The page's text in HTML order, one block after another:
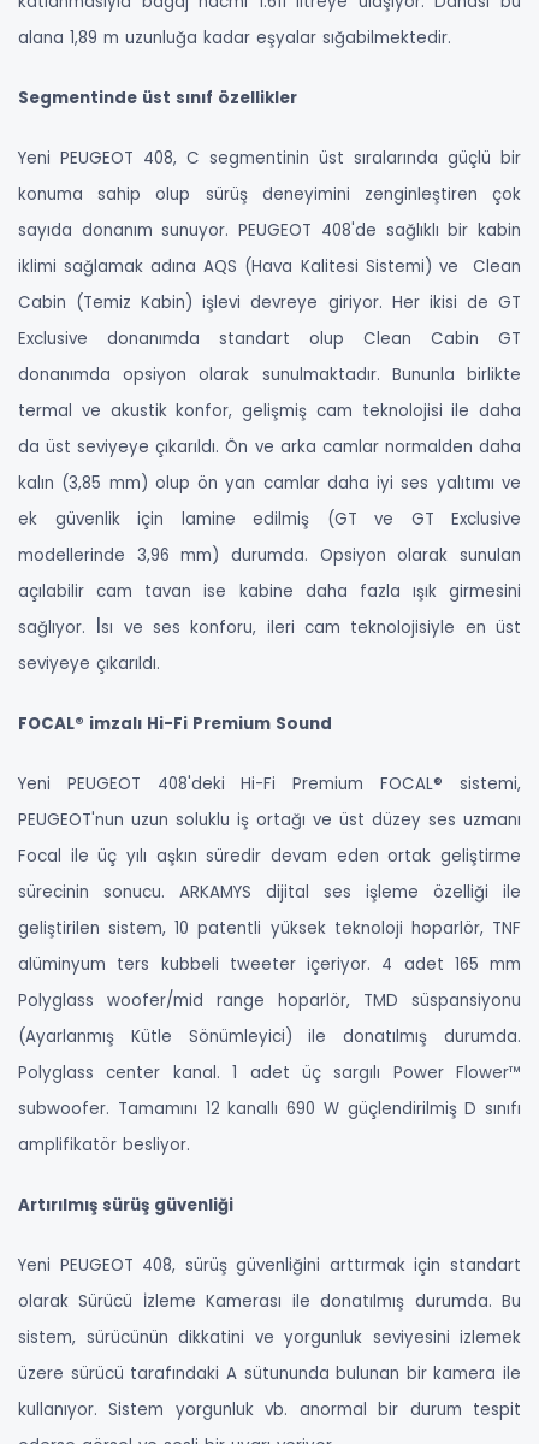
alana 1,89 m uzunluğa kadar eşyalar sığabilmektedir.
Segmentinde üst sınıf özellikler
Yeni PEUGEOT 408, C segmentinin üst sıralarında güçlü bir
konuma sahip olup sürüş deneyimini zenginleştiren çok
sayıda donanım sunuyor. PEUGEOT 408'de sağlıklı bir kabin
iklimi sağlamak adına AQS (Hava Kalitesi Sistemi) ve Clean
Cabin (Temiz Kabin) işlevi devreye giriyor. Her ikisi de GT
Exclusive donanımda standart olup Clean Cabin GT
donanımda opsiyon olarak sunulmaktadır. Bununla birlikte
termal ve akustik konfor, gelişmiş cam teknolojisi ile daha
da üst seviyeye çıkarıldı. Ön ve arka camlar normalden daha
kalın (3,85 mm) olup ön yan camlar daha iyi ses yalıtımı ve
ek güvenlik için lamine edilmiş (GT ve GT Exclusive
modellerinde 3,96 mm) durumda. Opsiyon olarak sunulan
açılabilir cam tavan ise kabine daha fazla ışık girmesini
sağlıyor. Isı ve ses konforu, ileri cam teknolojisiyle en üst
seviyeye çıkarıldı.
FOCAL® imzalı Hi-Fi Premium Sound
Yeni PEUGEOT 408'deki Hi-Fi Premium FOCAL® sistemi,
PEUGEOT'nun uzun soluklu iş ortağı ve üst düzey ses uzmanı
Focal ile üç yılı aşkın süredir devam eden ortak geliştirme
sürecinin sonucu. ARKAMYS dijital ses işleme özelliği ile
geliştirilen sistem, 10 patentli yüksek teknoloji hoparlör, TNF
alüminyum ters kubbeli tweeter içeriyor. 4 adet 165 mm
Polyglass woofer/mid range hoparlör, TMD süspansiyonu
(Ayarlanmış Kütle Sönümleyici) ile donatılmış durumda.
Polyglass center kanal. 1 adet üç sargılı Power Flower™
subwoofer. Tamamını 12 kanallı 690 W güçlendirilmiş D sınıfı
amplifikatör besliyor.
Artırılmış sürüş güvenliği
Yeni PEUGEOT 408, sürüş güvenliğini arttırmak için standart
olarak Sürücü İzleme Kamerası ile donatılmış durumda. Bu
sistem, sürücünün dikkatini ve yorgunluk seviyesini izlemek
üzere sürücü tarafındaki A sütununda bulunan bir kamera ile
kullanıyor. Sistem yorgunluk vb. anormal bir durum tespit